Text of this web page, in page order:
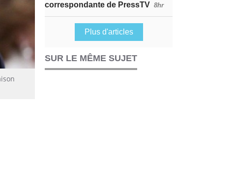
correspondante de PressTV 8hr
Plus d'articles
SUR LE MÊME SUJET